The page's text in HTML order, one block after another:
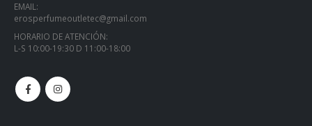
EMAIL:
erosperfumeoutletec@gmail.com
HORARIO DE ATENCIÓN:
L-S 10:00-19:30 D 11:00-18:00